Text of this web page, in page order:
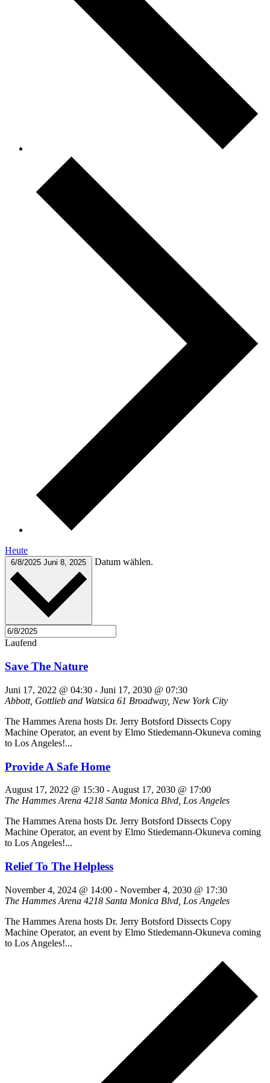
Heute
6/8/2025 Juni 8, 2025 Datum wählen.
Laufend
Save The Nature
Juni 17, 2022 @ 04:30 - Juni 17, 2030 @ 07:30
Abbott, Gottlieb and Watsica 61 Broadway, New York City
The Hammes Arena hosts Dr. Jerry Botsford Dissects Copy
Machine Operator, an event by Elmo Stiedemann-Okuneva coming
to Los Angeles!...
Provide A Safe Home
August 17, 2022 @ 15:30 - August 17, 2030 @ 17:00
The Hammes Arena 4218 Santa Monica Blvd, Los Angeles
The Hammes Arena hosts Dr. Jerry Botsford Dissects Copy
Machine Operator, an event by Elmo Stiedemann-Okuneva coming
to Los Angeles!...
Relief To The Helpless
November 4, 2024 @ 14:00 - November 4, 2030 @ 17:30
The Hammes Arena 4218 Santa Monica Blvd, Los Angeles
The Hammes Arena hosts Dr. Jerry Botsford Dissects Copy
Machine Operator, an event by Elmo Stiedemann-Okuneva coming
to Los Angeles!...